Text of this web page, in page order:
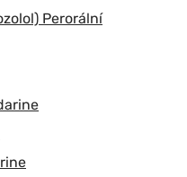
Perorální